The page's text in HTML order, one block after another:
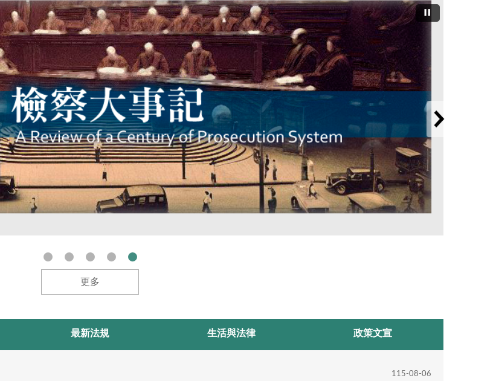
檢察大事記
更多
115-08-06
最新法規 生活與法律 政策文宣